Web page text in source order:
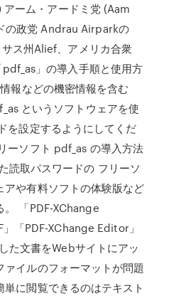
ーム・アードミ党 (Aam
の政党 Andrau Airparkの
ス州Alief、アメリカ合衆
」の導入手順と使用方
報などの機密情報を含む
というソフトウェアを使
を設定するようにしてくだ
ーソフト pdf_as の導入方法
読取パスワードの フリーソ
アや有料ソフトの体験版など
。 「PDF-XChange
「PDF-XChange Editor」
た文書をWebサイトにアッ
ァイルのフォーマットが問題
に閲覧できるのはテキスト